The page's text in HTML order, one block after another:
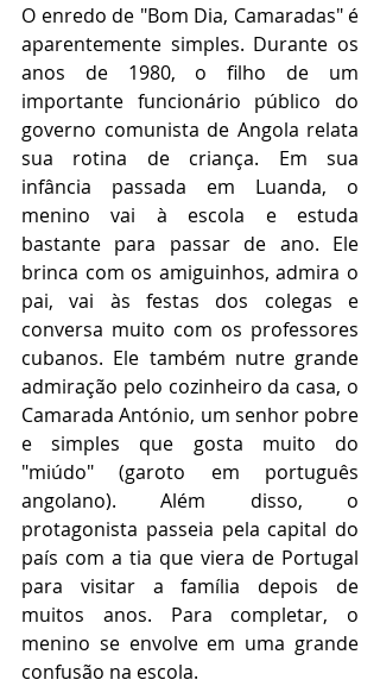
O enredo de "Bom Dia, Camaradas" é
aparentemente simples. Durante os
anos de 1980, o filho de um
importante funcionário público do
governo comunista de Angola relata
sua rotina de criança. Em sua
infância passada em Luanda, o
menino vai à escola e estuda
bastante para passar de ano. Ele
brinca com os amiguinhos, admira o
pai, vai às festas dos colegas e
conversa muito com os professores
cubanos. Ele também nutre grande
admiração pelo cozinheiro da casa, o
Camarada António, um senhor pobre
e simples que gosta muito do
"miúdo" (garoto em português
angolano). Além disso, o
protagonista passeia pela capital do
país com a tia que viera de Portugal
para visitar a família depois de
muitos anos. Para completar, o
menino se envolve em uma grande
confusão na escola.